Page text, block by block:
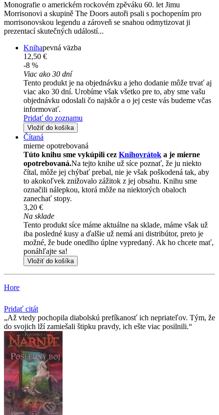
Monografie o americkém rockovém zpěváku 60. let Jimu
Morrisonovi a skupině The Doors autoři psali s pochopením pro
morrisonovskou legendu a zároveň se snahou odmytizovat ji
prezentací skutečných událostí...
Knihapevná väzba
12,50 €
-8 %
Viac ako 30 dní
Tento produkt je na objednávku a jeho dodanie môže trvať aj
viac ako 30 dní. Urobíme však všetko pre to, aby sme vašu
objednávku odoslali čo najskôr a o jej ceste vás budeme včas
informovať.
Pridať do zoznamu
Vložiť do košíka
Čítaná
mierne opotrebovaná
Túto knihu sme vykúpili cez Knihovrátok a je mierne
opotrebovaná.Na tejto knihe už síce poznať, že ju niekto
čítal, môže jej chýbať prebal, nie je však poškodená tak, aby
to akokoľvek znižovalo zážitok z jej obsahu. Knihu sme
označili nálepkou, ktorá môže na niektorých obaloch
zanechať stopy.
3,20 €
Na sklade
Tento produkt síce máme aktuálne na sklade, máme však už
iba posledné kusy a ďalšie už nemá ani distribútor, preto je
možné, že bude onedlho úplne vypredaný. Ak ho chcete mať,
ponáhľajte sa!
Vložiť do košíka
Hore
Pridať citát
Až vtedy pochopila diabolskú prefíkanosť ich nepriateľov. Tým, že
do svojich lží zamiešali štipku pravdy, ich ešte viac posilnili.